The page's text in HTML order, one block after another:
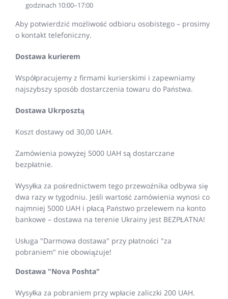
godzinach 10:00–17:00
Aby potwierdzić możliwość odbioru osobistego – prosimy
o kontakt telefoniczny.
Dostawa kurierem
Współpracujemy z firmami kurierskimi i zapewniamy
najszybszy sposób dostarczenia towaru do Państwa.
Dostawa Ukrposztą
Koszt dostawy od 30,00 UAH.
Zamówienia powyżej 5000 UAH są dostarczane
bezpłatnie.
Wysyłka za pośrednictwem tego przewoźnika odbywa się
dwa razy w tygodniu. Jeśli wartość zamówienia wynosi co
najmniej 5000 UAH i płacą Państwo przelewem na konto
bankowe – dostawa na terenie Ukrainy jest BEZPŁATNA!
Usługa "Darmowa dostawa" przy płatności "za
pobraniem" nie obowiązuje!
Dostawa "Nova Poshta"
Wysyłka za pobraniem przy wpłacie zaliczki 200 UAH.